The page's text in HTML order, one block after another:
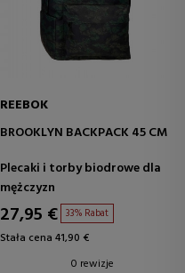
REEBOK
BROOKLYN BACKPACK 45 CM
Plecaki i torby biodrowe dla
mężczyzn
27,95 € 33% Rabat
Stała cena 41,90 €
0 rewizje